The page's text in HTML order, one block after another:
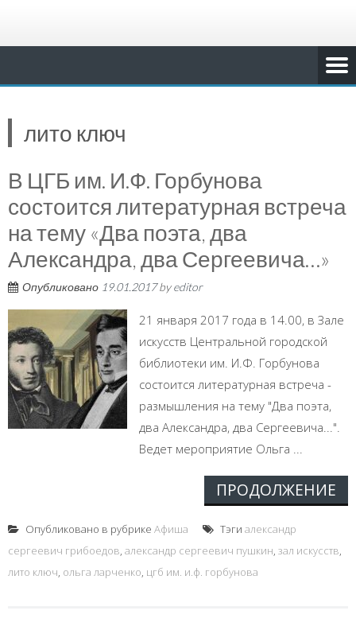
лито ключ
В ЦГБ им. И.Ф. Горбунова
состоится литературная встреча
на тему «Два поэта, два
Александра, два Сергеевича…»
Опубликовано 19.01.2017byeditor
21 января 2017 года в 14.00, в Зале
искусств Центральной городской
библиотеки им. И.Ф. Горбунова
состоится литературная встреча -
размышления на тему "Два поэта,
два Александра, два Сергеевича...".
Ведет мероприятие Ольга ...
ПРОДОЛЖЕНИЕ
Опубликовано в рубрике Афиша Тэги александр
сергеевич грибоедов, александр сергеевич пушкин, зал искусств,
лито ключ, ольга ларченко, цгб им. и.ф. горбунова